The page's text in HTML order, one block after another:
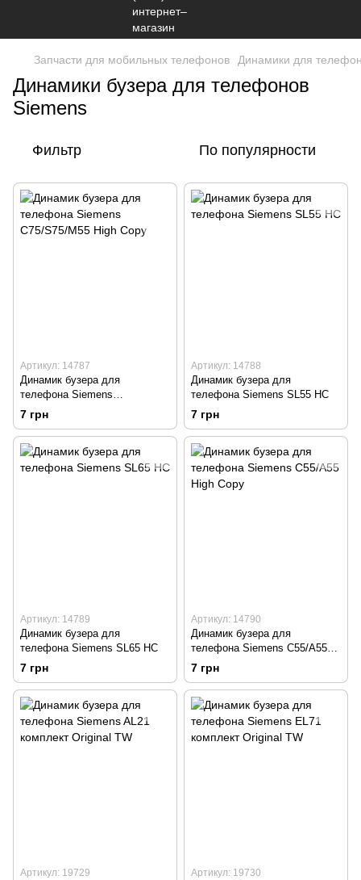
Запчасти для мобильных телефонов Динамики для
Динамики бузера для телефонов
Siemens
Фильтр По популярности
Артикул: 14787
Динамик бузера для
телефона Siemens
C75/S75/M55 High Copy
7 грн
Артикул: 14788
Динамик бузера для
телефона Siemens SL55 HC
7 грн
Артикул: 14789
Динамик бузера для
телефона Siemens SL65 HC
7 грн
Артикул: 14790
Динамик бузера для
телефона Siemens C55/A55
High Copy
7 грн
Артикул: 19729 Артикул: 19730